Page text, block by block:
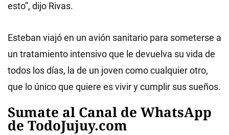
esto”, dijo Rivas.
Esteban viajó en un avión sanitario para someterse a
un tratamiento intensivo que le devuelva su vida de
todos los días, la de un joven como cualquier otro,
que lo único que quiere es vivir y cumplir sus sueños.
Sumate al Canal de WhatsApp
de TodoJujuy.com